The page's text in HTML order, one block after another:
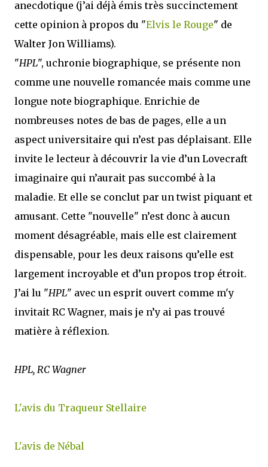
anecdotique (j’ai déjà émis très succinctement
cette opinion à propos du "Elvis le Rouge" de
Walter Jon Williams).
"HPL", uchronie biographique, se présente non
comme une nouvelle romancée mais comme une
longue note biographique. Enrichie de
nombreuses notes de bas de pages, elle a un
aspect universitaire qui n’est pas déplaisant. Elle
invite le lecteur à découvrir la vie d’un Lovecraft
imaginaire qui n’aurait pas succombé à la
maladie. Et elle se conclut par un twist piquant et
amusant. Cette "nouvelle" n’est donc à aucun
moment désagréable, mais elle est clairement
dispensable, pour les deux raisons qu’elle est
largement incroyable et d’un propos trop étroit.
J’ai lu "HPL" avec un esprit ouvert comme m'y
invitait RC Wagner, mais je n’y ai pas trouvé
matière à réflexion.
HPL, RC Wagner
L'avis du Traqueur Stellaire
L'avis de Nébal